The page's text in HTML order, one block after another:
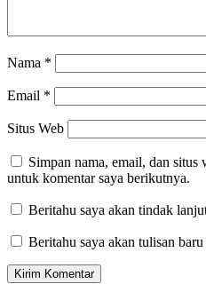
Nama *
Email *
Situs Web
Simpan nama, email, dan situs
untuk komentar saya berikutnya.
Beritahu saya akan tindak
Beritahu saya akan tulisan